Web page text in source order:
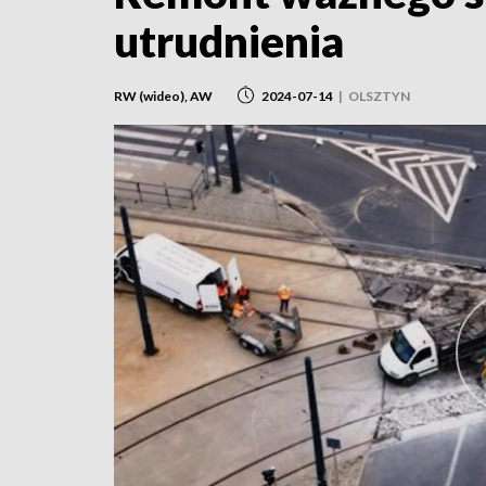
utrudnienia
RW (wideo), AW 2024-07-14 | OLSZTYN